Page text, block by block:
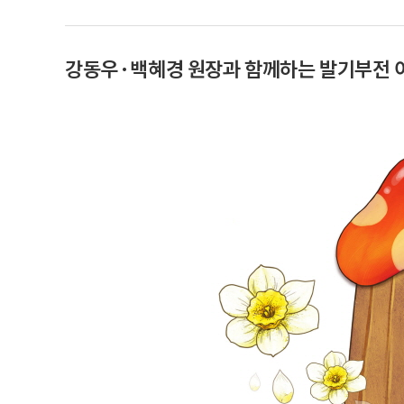
강동우·백혜경 원장과 함께하는 발기부전